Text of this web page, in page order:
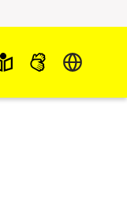
Sprache